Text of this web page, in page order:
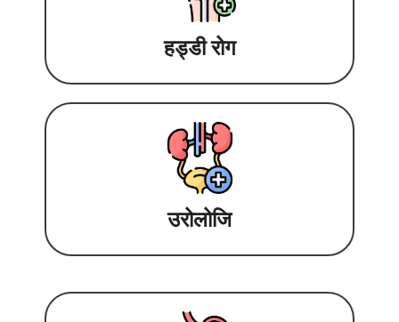
हड्डी रोग
उरोलोजि